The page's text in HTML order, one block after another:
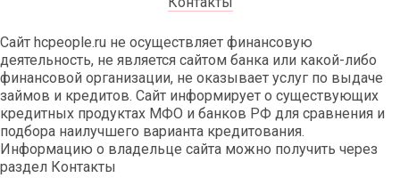
Сайт hcpeople.ru не осуществляет финансовую
деятельность, не является сайтом банка или какой-либо
финансовой организации, не оказывает услуг по выдаче
займов и кредитов. Сайт информирует о существующих
кредитных продуктах МФО и банков РФ для сравнения и
подбора наилучшего варианта кредитования.
Информацию о владельце сайта можно получить через
раздел Контакты